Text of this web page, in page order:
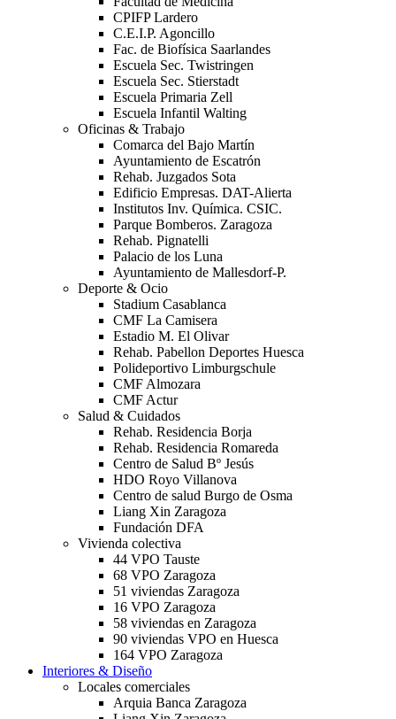
CPIFP Lardero
C.E.I.P. Agoncillo
Fac. de Biofísica Saarlandes
Escuela Sec. Twistringen
Escuela Sec. Stierstadt
Escuela Primaria Zell
Escuela Infantil Walting
Oficinas & Trabajo
Comarca del Bajo Martín
Ayuntamiento de Escatrón
Rehab. Juzgados Sota
Edificio Empresas. DAT-Alierta
Institutos Inv. Química. CSIC.
Parque Bomberos. Zaragoza
Rehab. Pignatelli
Palacio de los Luna
Ayuntamiento de Mallesdorf-P.
Deporte & Ocio
Stadium Casablanca
CMF La Camisera
Estadio M. El Olivar
Rehab. Pabellon Deportes Huesca
Polideportivo Limburgschule
CMF Almozara
CMF Actur
Salud & Cuidados
Rehab. Residencia Borja
Rehab. Residencia Romareda
Centro de Salud Bº Jesús
HDO Royo Villanova
Centro de salud Burgo de Osma
Liang Xin Zaragoza
Fundación DFA
Vivienda colectiva
44 VPO Tauste
68 VPO Zaragoza
51 viviendas Zaragoza
16 VPO Zaragoza
58 viviendas en Zaragoza
90 viviendas VPO en Huesca
164 VPO Zaragoza
Interiores & Diseño
Locales comerciales
Arquia Banca Zaragoza